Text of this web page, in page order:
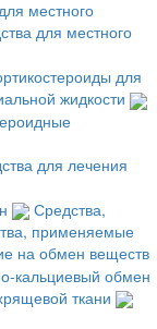
местного
для местного
для
жидкости
для лечения
Средства,
применяемые
на обмен веществ
кальциевый обмен
ткани